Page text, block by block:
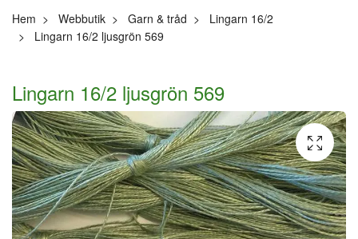
Hem Webbutik Garn & tråd
Lingarn 16/2
Lingarn 16/2 ljusgrön 569
Lingarn 16/2 ljusgrön 569